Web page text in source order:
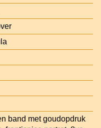
band met goudopdruk